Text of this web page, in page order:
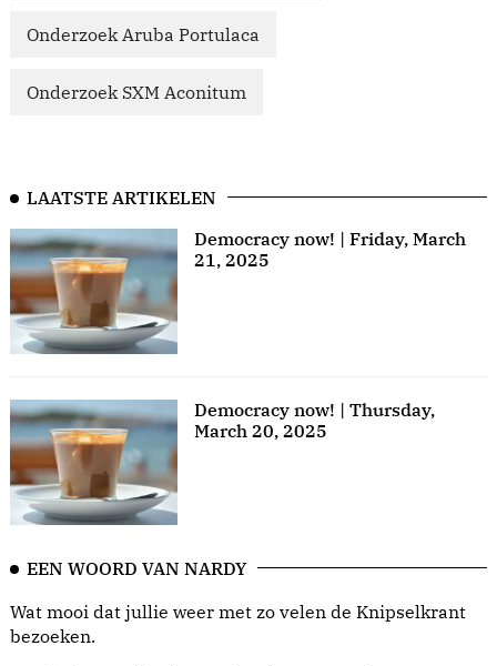
Onderzoek Aruba Portulaca
Onderzoek SXM Aconitum
LAATSTE ARTIKELEN
Democracy now! | Friday, March
21, 2025
Democracy now! | Thursday,
March 20, 2025
EEN WOORD VAN NARDY
Wat mooi dat jullie weer met zo velen de Knipselkrant
bezoeken.